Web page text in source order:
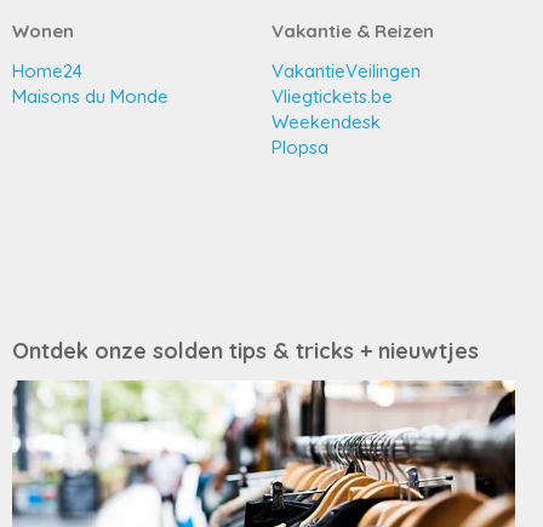
Wonen
Home24
Maisons du Monde
Vakantie & Reizen
VakantieVeilingen
Vliegtickets.be
Weekendesk
Plopsa
Ontdek onze solden tips & tricks + nieuwtjes